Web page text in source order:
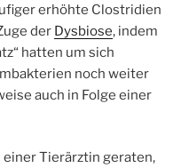
erhöhte Clostridien
der Dysbiose, indem
hatten um sich
noch weiter
auch in Folge einer
einer Tierärztin geraten,